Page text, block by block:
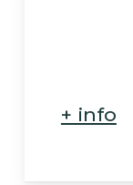
+ info